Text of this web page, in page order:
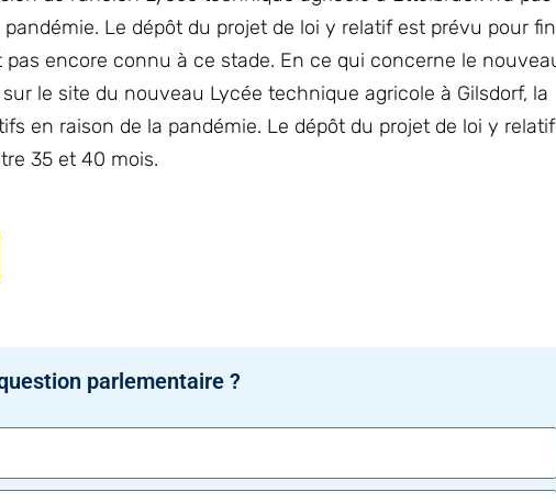
Le dépôt du projet de loi y relatif est prévu pour fin
encore connu à ce stade. En ce qui concerne le
le site du nouveau Lycée technique agricole à Gilsdorf, la
en raison de la pandémie. Le dépôt du projet de loi y relatif
35 et 40 mois.
parlementaire ?